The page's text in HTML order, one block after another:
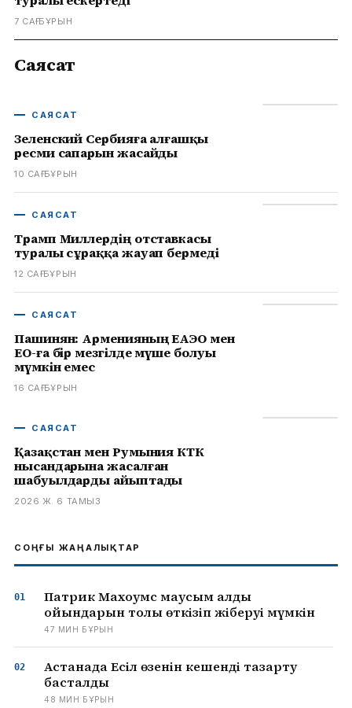
7 САҒ БҰРЫН
Саясат
САЯСАТ
Зеленский Сербияға алғашқы
ресми сапарын жасайды
10 САҒ БҰРЫН
САЯСАТ
Трамп Миллердің отставкасы
туралы сұраққа жауап бермеді
12 САҒ БҰРЫН
САЯСАТ
Пашинян: Арменияның ЕАЭО мен
ЕО-ға бір мезгілде мүше болуы
мүмкін емес
16 САҒ БҰРЫН
САЯСАТ
Қазақстан мен Румыния КТК
нысандарына жасалған
шабуылдарды айыптады
2026 Ж. 6 ТАМЫЗ
СОҢҒЫ ЖАҢАЛЫҚТАР
Патрик Махоумс маусым алды
ойындарын толық өткізіп жіберуі мүмкін
47 МИН БҰРЫН
Астанада Есіл өзенін кешенді тазарту
басталды
48 МИН БҰРЫН